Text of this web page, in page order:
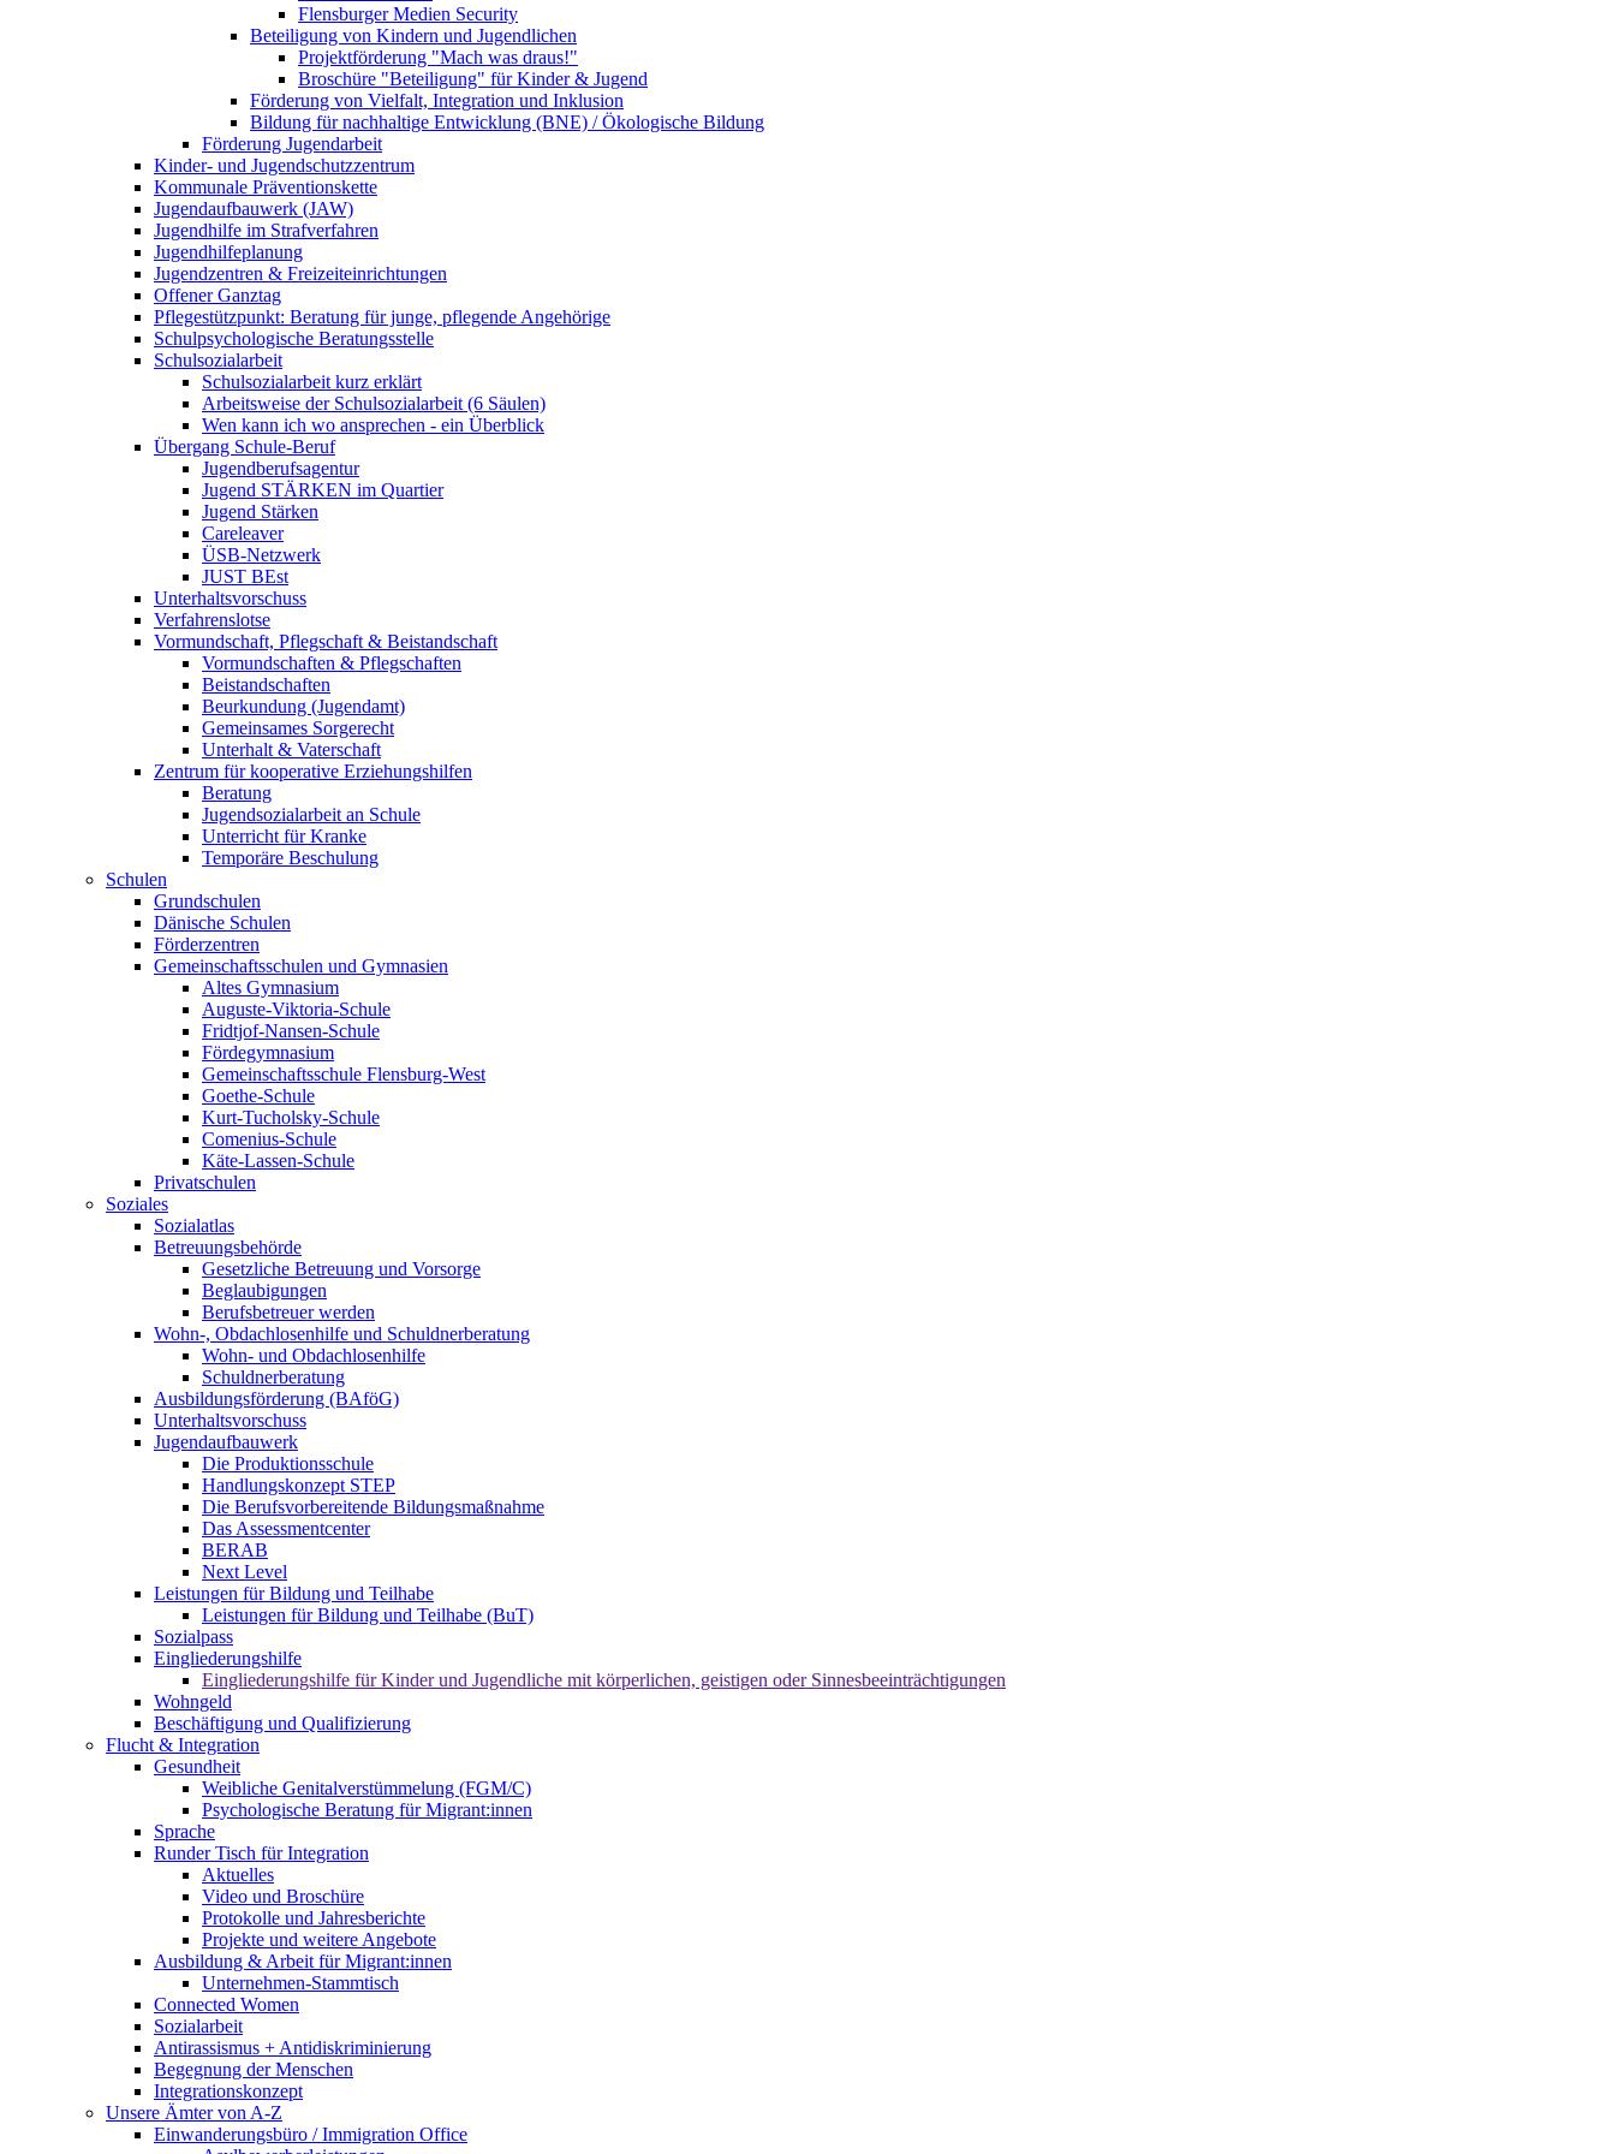
Flensburger Medien Security
Beteiligung von Kindern und Jugendlichen
Projektförderung "Mach was draus!"
Broschüre "Beteiligung" für Kinder & Jugend
Förderung von Vielfalt, Integration und Inklusion
Bildung für nachhaltige Entwicklung (BNE) / Ökologische Bildung
Förderung Jugendarbeit
Kinder- und Jugendschutzzentrum
Kommunale Präventionskette
Jugendaufbauwerk (JAW)
Jugendhilfe im Strafverfahren
Jugendhilfeplanung
Jugendzentren & Freizeiteinrichtungen
Offener Ganztag
Pflegestützpunkt: Beratung für junge, pflegende Angehörige
Schulpsychologische Beratungsstelle
Schulsozialarbeit
Schulsozialarbeit kurz erklärt
Arbeitsweise der Schulsozialarbeit (6 Säulen)
Wen kann ich wo ansprechen - ein Überblick
Übergang Schule-Beruf
Jugendberufsagentur
Jugend STÄRKEN im Quartier
Jugend Stärken
Careleaver
ÜSB-Netzwerk
JUST BEst
Unterhaltsvorschuss
Verfahrenslotse
Vormundschaft, Pflegschaft & Beistandschaft
Vormundschaften & Pflegschaften
Beistandschaften
Beurkundung (Jugendamt)
Gemeinsames Sorgerecht
Unterhalt & Vaterschaft
Zentrum für kooperative Erziehungshilfen
Beratung
Jugendsozialarbeit an Schule
Unterricht für Kranke
Temporäre Beschulung
Schulen
Grundschulen
Dänische Schulen
Förderzentren
Gemeinschaftsschulen und Gymnasien
Altes Gymnasium
Auguste-Viktoria-Schule
Fridtjof-Nansen-Schule
Fördegymnasium
Gemeinschaftsschule Flensburg-West
Goethe-Schule
Kurt-Tucholsky-Schule
Comenius-Schule
Käte-Lassen-Schule
Privatschulen
Soziales
Sozialatlas
Betreuungsbehörde
Gesetzliche Betreuung und Vorsorge
Beglaubigungen
Berufsbetreuer werden
Wohn-, Obdachlosenhilfe und Schuldnerberatung
Wohn- und Obdachlosenhilfe
Schuldnerberatung
Ausbildungsförderung (BAföG)
Unterhaltsvorschuss
Jugendaufbauwerk
Die Produktionsschule
Handlungskonzept STEP
Die Berufsvorbereitende Bildungsmaßnahme
Das Assessmentcenter
BERAB
Next Level
Leistungen für Bildung und Teilhabe
Leistungen für Bildung und Teilhabe (BuT)
Sozialpass
Eingliederungshilfe
Eingliederungshilfe für Kinder und Jugendliche mit körperlichen, geistigen oder Sinnesbeeinträchtigungen
Wohngeld
Beschäftigung und Qualifizierung
Flucht & Integration
Gesundheit
Weibliche Genitalverstümmelung (FGM/C)
Psychologische Beratung für Migrant:innen
Sprache
Runder Tisch für Integration
Aktuelles
Video und Broschüre
Protokolle und Jahresberichte
Projekte und weitere Angebote
Ausbildung & Arbeit für Migrant:innen
Unternehmen-Stammtisch
Connected Women
Sozialarbeit
Antirassismus + Antidiskriminierung
Begegnung der Menschen
Integrationskonzept
Unsere Ämter von A-Z
Einwanderungsbüro / Immigration Office